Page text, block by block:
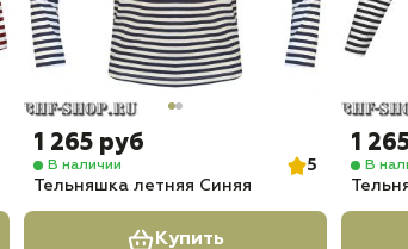
1 265 руб
В наличии
5
Тельняшка летняя Синяя
Купить
1
В